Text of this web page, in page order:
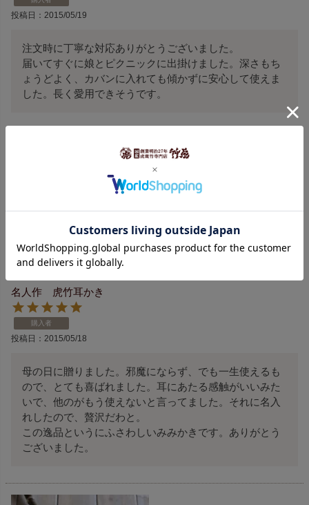
投稿日 2015/05/19
注文時に丁寧な対応ありがとうございました。
届いてすぐに娘とピクニックに出掛けました。深さもち
ょうどよく、カバンに入れても傾かずに安心して使えま
した。長く愛用できそうです。
名人作 虎竹耳かき
購入者
投稿日 2015/05/18
母の日に贈りました。邪魔にならず、でも一生使えるも
ので、とても喜ばれました。耳にあたる感触がいいみた
いで、他のがもう使えないと言ってました。それに名入
れしたので、贅沢だわと。
この逸品というにふさわしいみみかきです。ありがとう
ございました。